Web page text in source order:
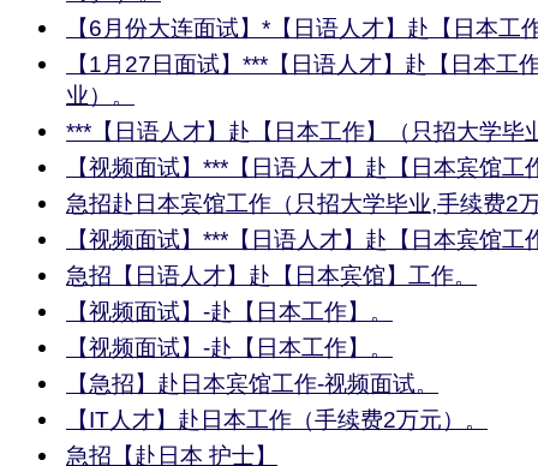
【6月份大连面试】*【日语人才】赴【日本工
【1月27日面试】***【日语人才】赴【日本工
业）。
***【日语人才】赴【日本工作】（只招大学毕
【视频面试】***【日语人才】赴【日本宾馆工
急招赴日本宾馆工作（只招大学毕业,手续费2
【视频面试】***【日语人才】赴【日本宾馆工
急招【日语人才】赴【日本宾馆】工作。
【视频面试】-赴【日本工作】。
【视频面试】-赴【日本工作】。
【急招】赴日本宾馆工作-视频面试。
【IT人才】赴日本工作（手续费2万元）。
急招【赴日本 护士】